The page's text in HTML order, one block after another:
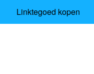
Linktegoed kopen